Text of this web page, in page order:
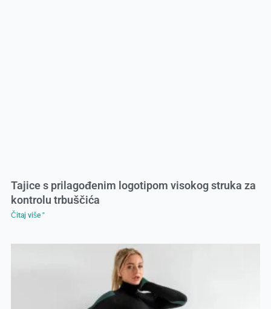
Tajice s prilagođenim logotipom visokog struka za
kontrolu trbuščića
Čitaj više "